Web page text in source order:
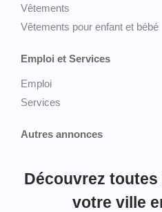
Vêtements
Vêtements pour enfant et bébé
Emploi et Services
Emploi
Services
Autres annonces
Découvrez
votre ville